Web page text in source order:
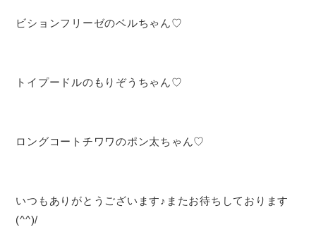
ビションフリーゼのベルちゃん♡
トイプードルのもりぞうちゃん♡
ロングコートチワワのポン太ちゃん♡
いつもありがとうございます♪またお待ちしております
(^^)/